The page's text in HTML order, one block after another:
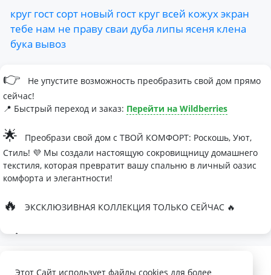
круг гост сорт новый гост круг всей кожухэкран
тебе нам не праву сваи дуба липы ясеня клена
бука вывоз
👉
Не упустите возможность преобразить свой дом прямо
сейчас!
📍 Быстрый переход и заказ: Перейти на Wildberries
🌟
Преобрази свой дом с ТВОЙ КОМФОРТ: Роскошь, Уют,
Стиль! 💜 Мы создали настоящую сокровищницу домашнего
текстиля, которая превратит вашу спальню в личный оазис
комфорта и элегантности!
🔥 ЭКСКЛЮЗИВНАЯ КОЛЛЕКЦИЯ ТОЛЬКО СЕЙЧАС 🔥
🛏
Палитра изысканных оттенков:
Этот Сайт использует файлы cookies для более